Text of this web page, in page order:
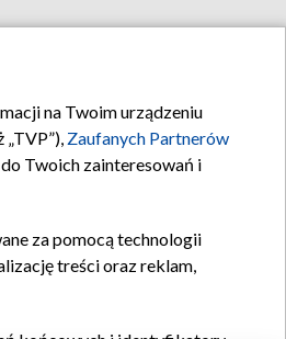
na Twoim urządzeniu
Zaufanych Partnerów
Twoich zainteresowań i
za pomocą technologii
treści oraz reklam,